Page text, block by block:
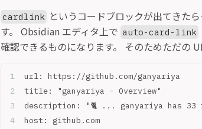
cardlink というコードブロックが出てきた
す。 Obsidian エディタ上で auto-card-link
確認できるものになります。 そのためただの
url: https://github.com/ganyariya
title: "ganyariya - Overview"
description: "🐈 ... ganyariya has 33
host: github.com